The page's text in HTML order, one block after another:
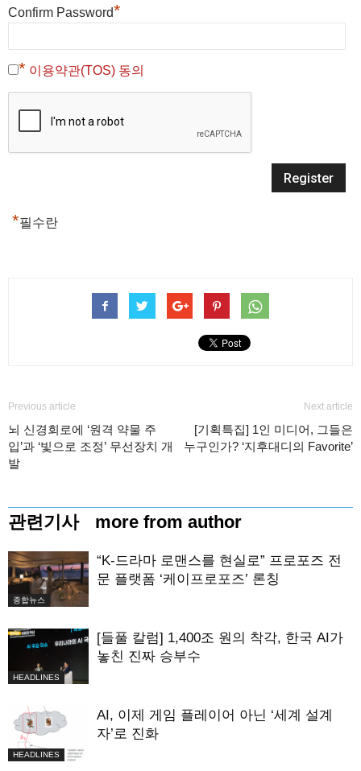
Confirm Password*
* 이용약관(TOS) 동의
*필수란
Previous article
뇌 신경회로에 ‘원격 약물 주
입’과 ‘빛으로 조정’ 무선장치 개
발
Next article
[기획특집] 1인 미디어, 그들은
누구인가? ‘지후대디의 Favorite’
관련기사 more from author
종합뉴스
“K-드라마 로맨스를 현실로” 프로포즈 전
문 플랫폼 ‘케이프로포즈’ 론칭
HEADLINES
[들풀 칼럼] 1,400조 원의 착각, 한국 AI가
놓친 진짜 승부수
HEADLINES
AI, 이제 게임 플레이어 아닌 ‘세계 설계
자’로 진화